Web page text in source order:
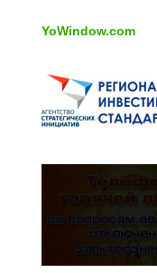
YoWindow.com